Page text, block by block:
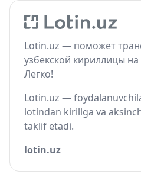
Lotin.uz — поможет
узбекской кириллицы
Легко!
Lotin.uz —
lotindan kirillga va
taklif etadi.
lotin.uz